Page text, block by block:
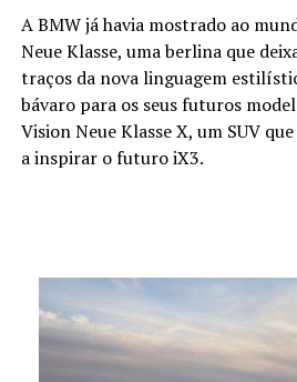
A BMW já havia mostrado ao
Neue Klasse, uma berlina que
traços da nova linguagem
bávaro para os seus futuros
Vision Neue Klasse X, um SUV
a inspirar o futuro iX3.